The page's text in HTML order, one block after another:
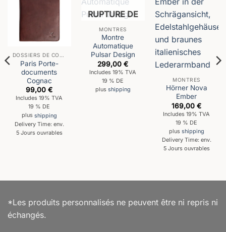
DOSSIERS DE CONFÉRENCE
Paris Porte-
documents
Cognac
99,00€
Includes 19% TVA
19 % DE
plus shipping
Delivery Time: env.
5 Jours ouvrables
RUPTURE DE
STOCK
MONTRES
Montre
Automatique
Pulsar Design
299,00€
Includes 19% TVA
19 % DE
plus shipping
MONTRES
Hörner Nova
Ember
169,00€
Includes 19% TVA
19 % DE
plus shipping
Delivery Time: env.
5 Jours ouvrables
*Les produits personnalisés ne peuvent être ni repris ni
échangés.